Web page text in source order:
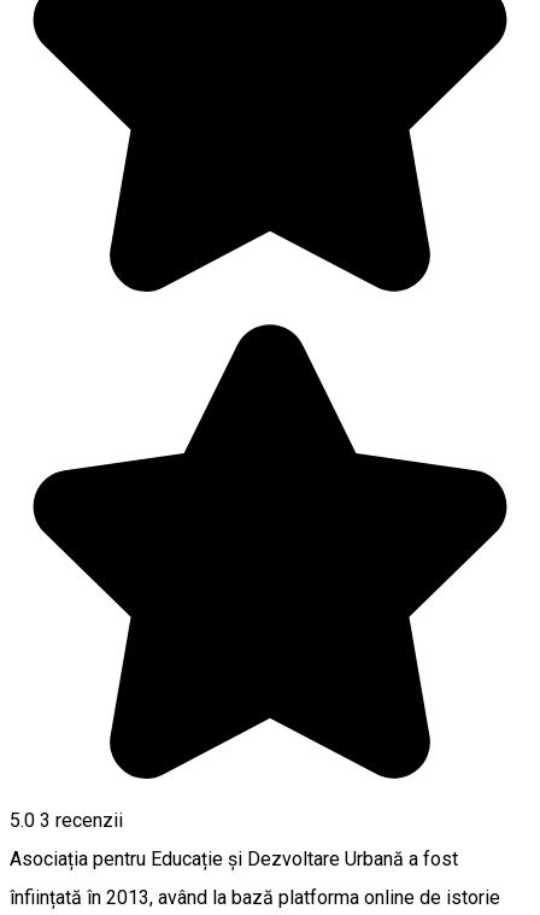
5.0 3 recenzii
Asociația pentru Educație și Dezvoltare Urbană a fost
înființată în 2013, având la bază platforma online de istorie